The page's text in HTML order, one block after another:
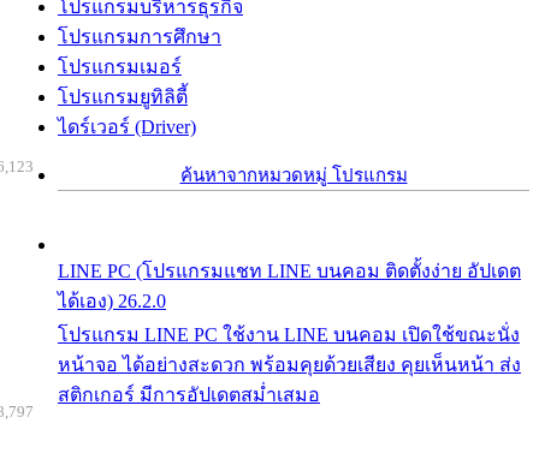
โปรแกรมบริหารธุรกิจ
โปรแกรมการศึกษา
โปรแกรมเมอร์
โปรแกรมยูทิลิตี้
ไดร์เวอร์ (Driver)
ค้นหาจากหมวดหมู่ โปรแกรม
LINE PC (โปรแกรมแชท LINE บนคอม ติดตั้งง่าย อัปเดต
ได้เอง) 26.2.0
โปรแกรม LINE PC ใช้งาน LINE บนคอม เปิดใช้ขณะนั่ง
หน้าจอ ได้อย่างสะดวก พร้อมคุยด้วยเสียง คุยเห็นหน้า ส่ง
สติกเกอร์ มีการอัปเดตสม่ำเสมอ